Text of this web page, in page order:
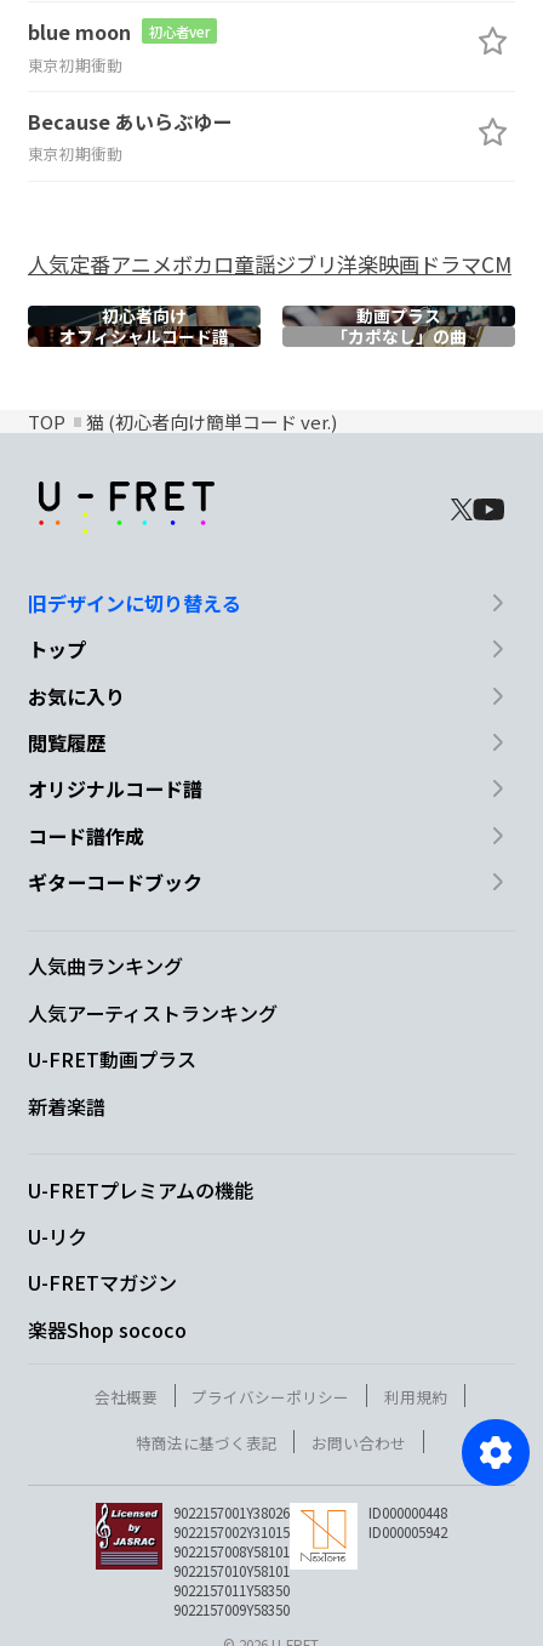
blue moon 初心者ver
東京初期衝動
Because あいらぶゆー
東京初期衝動
人気定番アニメボカロ童謡ジブリ洋楽映画ドラマCM
初心者向け
動画プラス
オフィシャルコード譜 「カポなし」の曲
TOP 猫 (初心者向け簡単コード ver.)
旧デザインに切り替える
トップ
お気に入り
閲覧履歴
オリジナルコード譜
コード譜作成
ギターコードブック
人気曲ランキング
人気アーティストランキング
U-FRET動画プラス
新着楽譜
U-FRETプレミアムの機能
U-リク
U-FRETマガジン
楽器Shop sococo
会社概要 プライバシーポリシー
利用規約
特商法に基づく表記
お問い合わせ
9022157001Y38026
9022157002Y31015
9022157008Y58101
9022157010Y58101
9022157011Y58350
9022157009Y58350
ID000000448
ID000005942